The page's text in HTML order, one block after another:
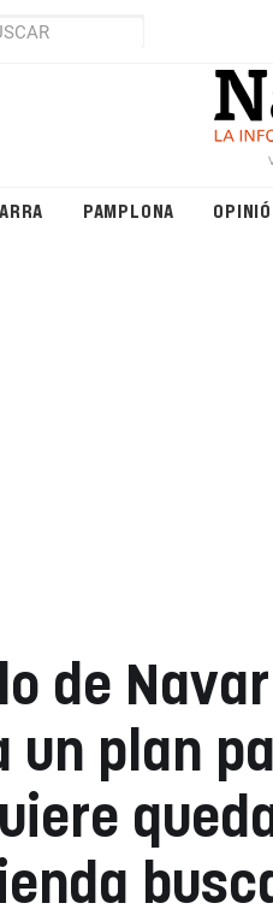
PAMPLONA
de
un plan